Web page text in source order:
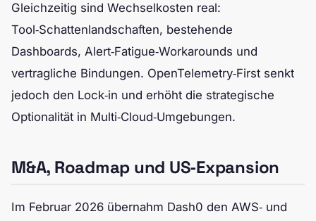
Gleichzeitig sind Wechselkosten real:
Tool‑Schattenlandschaften, bestehende
Dashboards, Alert‑Fatigue‑Workarounds und
vertragliche Bindungen. OpenTelemetry‑First senkt
jedoch den Lock‑in und erhöht die strategische
Optionalität in Multi‑Cloud‑Umgebungen.
M&A, Roadmap und US‑Expansion
Im Februar 2026 übernahm Dash0 den AWS‑ und